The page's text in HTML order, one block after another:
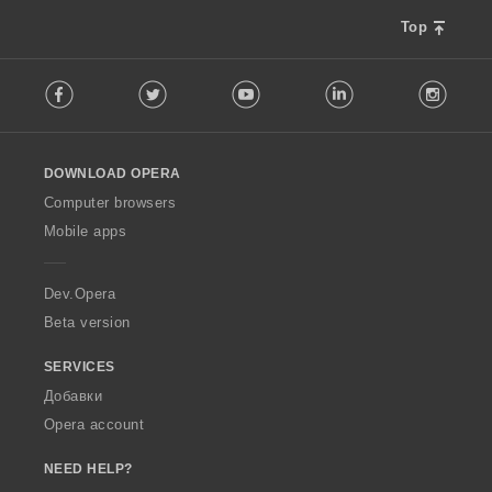
Top
o
w
O
p
a
Facebook Twitter Youtube LinkedIn
DOWNLOAD OPERA
Computer browsers
Mobile apps
Dev.Opera
Beta version
SERVICES
Добавки
Opera account
NEED HELP?